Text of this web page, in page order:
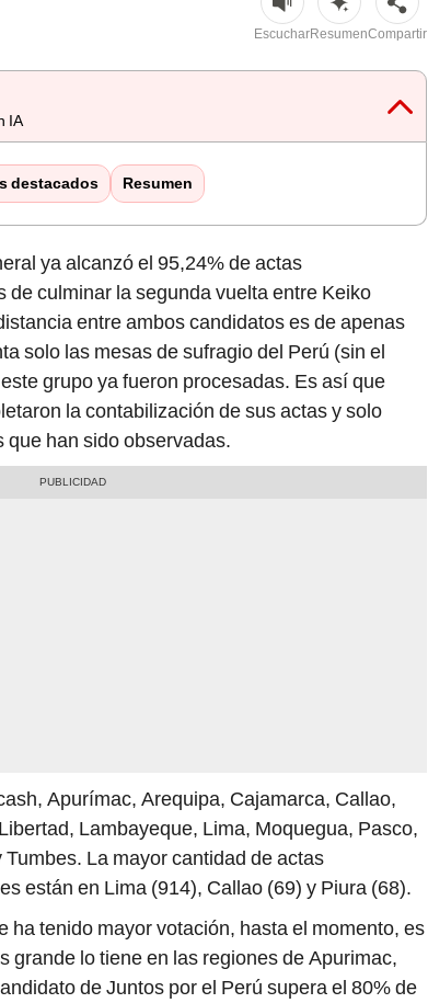
EscucharResumenCompartir
IA
destacados Resumen
ya alcanzó el 95,24% de actas
de culminar la segunda vuelta entre Keiko
entre ambos candidatos es de apenas
solo las mesas de sufragio del Perú (sin el
grupo ya fueron procesadas. Es así que
la contabilización de sus actas y solo
han sido observadas.
Apurímac, Arequipa, Cajamarca, Callao,
Lambayeque, Lima, Moquegua, Pasco,
La mayor cantidad de actas
están en Lima (914), Callao (69) y Piura (68).
ha tenido mayor votación, hasta el momento, es
grande lo tiene en las regiones de Apurimac,
de Juntos por el Perú supera el 80% de